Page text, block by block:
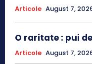
Articole August 7,
O raritate : pui
Articole August 7,